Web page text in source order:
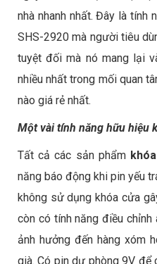
nhà nhanh nhất. Đây là tính
SHS-2920 mà người tiêu
tuyệt đối mà nó mang lại
nhiều nhất trong mối quan
nào giá rẻ nhất.
Một vài tính năng hữu hiệu
Tất cả các sản phẩm
năng báo động khi pin yếu
không sử dụng khóa cửa
còn có tính năng điều chỉnh
ảnh hưởng đến hàng xóm
già. Có pin dự phòng 9V để